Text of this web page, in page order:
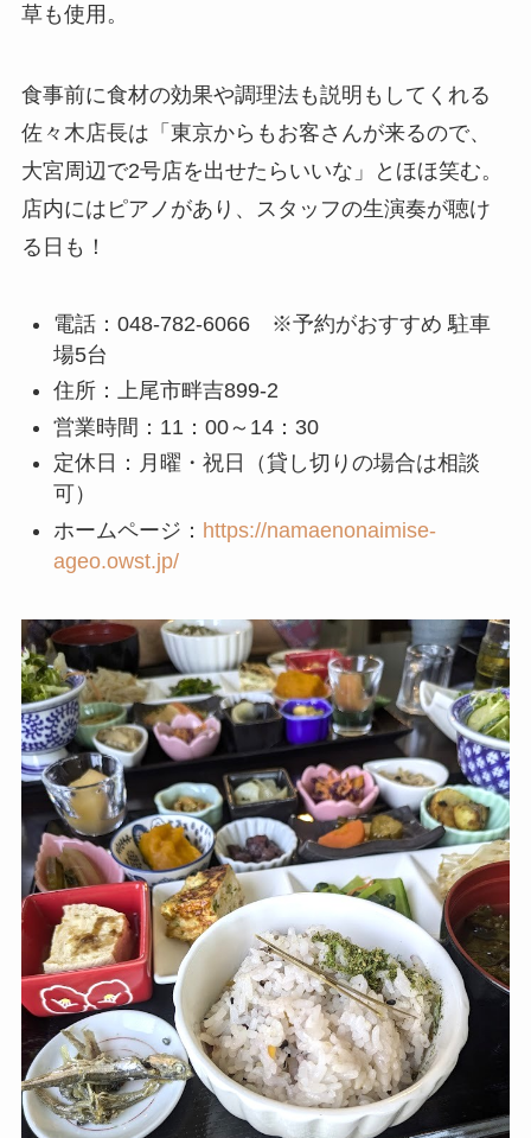
草も使用。
食事前に食材の効果や調理法も説明もしてくれる
佐々木店長は「東京からもお客さんが来るので、
大宮周辺で2号店を出せたらいいな」とほほ笑む。
店内にはピアノがあり、スタッフの生演奏が聴け
る日も！
電話：048-782-6066 ※予約がおすすめ 駐車
場5台
住所：上尾市畔吉899-2
営業時間：11：00～14：30
定休日：月曜・祝日（貸し切りの場合は相談
可）
ホームページ： https://namaenonaimise-
ageo.owst.jp/